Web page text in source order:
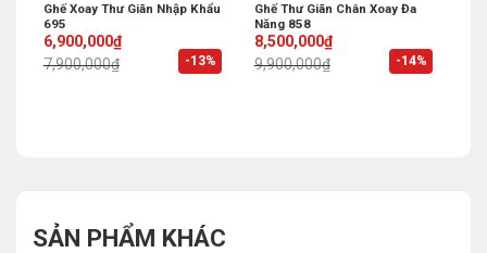
-13%
Ghế Xoay Thư Giãn Nhập Khẩu
695
7,900,000₫
Original
price
was:
6,900,000₫
Current
price
is:
-14%
Ghế Thư Giãn Chân Xoay Đa
Năng 858
9,900,000₫
Original
price
was:
8,500,000₫
Current
price
is:
SẢN PHẨM KHÁC